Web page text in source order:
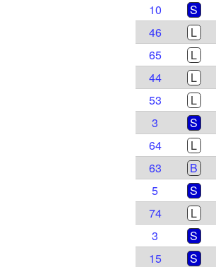
10
S
46
L
65
L
44
L
53
L
3
S
64
L
63
B
5
S
74
L
3
S
15
S